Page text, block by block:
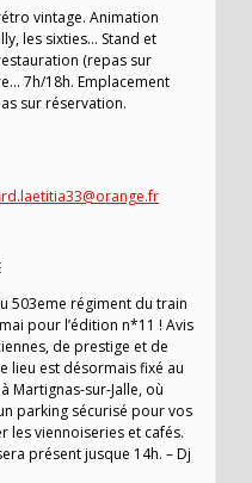
vintage. Animation
les sixties… Stand et
(repas sur
7h/18h. Emplacement
sur réservation.
503eme régiment du train
pour l’édition n*11 ! Avis
de prestige et de
lieu est désormais fixé au
Martignas-sur-Jalle, où
parking sécurisé pour vos
les viennoiseries et cafés.
présent jusque 14h. – Dj